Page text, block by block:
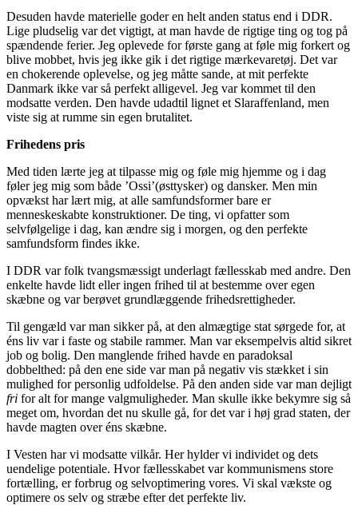
Desuden havde materielle goder en helt anden status end i DDR.
Lige pludselig var det vigtigt, at man havde de rigtige ting og tog på
spændende ferier. Jeg oplevede for første gang at føle mig forkert og
blive mobbet, hvis jeg ikke gik i det rigtige mærkevaretøj. Det var
en chokerende oplevelse, og jeg måtte sande, at mit perfekte
Danmark ikke var så perfekt alligevel. Jeg var kommet til den
modsatte verden. Den havde udadtil lignet et Slaraffenland, men
viste sig at rumme sin egen brutalitet.
Frihedens pris
Med tiden lærte jeg at tilpasse mig og føle mig hjemme og i dag
føler jeg mig som både ’Ossi’(østtysker) og dansker. Men min
opvækst har lært mig, at alle samfundsformer bare er
menneskeskabte konstruktioner. De ting, vi opfatter som
selvfølgelige i dag, kan ændre sig i morgen, og den perfekte
samfundsform findes ikke.
I DDR var folk tvangsmæssigt underlagt fællesskab med andre. Den
enkelte havde lidt eller ingen frihed til at bestemme over egen
skæbne og var berøvet grundlæggende frihedsrettigheder.
Til gengæld var man sikker på, at den almægtige stat sørgede for, at
éns liv var i faste og stabile rammer. Man var eksempelvis altid sikret
job og bolig. Den manglende frihed havde en paradoksal
dobbelthed: på den ene side var man på negativ vis stækket i sin
mulighed for personlig udfoldelse. På den anden side var man dejligt
fri for alt for mange valgmuligheder. Man skulle ikke bekymre sig så
meget om, hvordan det nu skulle gå, for det var i høj grad staten, der
havde magten over éns skæbne.
I Vesten har vi modsatte vilkår. Her hylder vi individet og dets
uendelige potentiale. Hvor fællesskabet var kommunismens store
fortælling, er forbrug og selvoptimering vores. Vi skal vækste og
optimere os selv og stræbe efter det perfekte liv.